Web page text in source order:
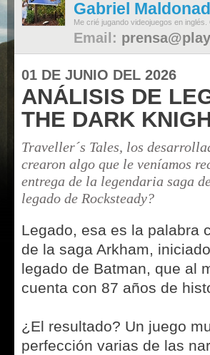
Gabriel
Me crié jugando videojuegos en inglés.
Email:
01 DE JUNIO DEL 2026
ANÁLISIS DE
THE DARK
Traveller´s Tales, los
crearon algo que le veníamos
entrega de la legendaria saga
legado de Rocksteady?
Legado, esa es la palabra
de la saga Arkham,
legado de Batman, que al
cuenta con 87 años de
¿El resultado? Un juego
perfección varias de las